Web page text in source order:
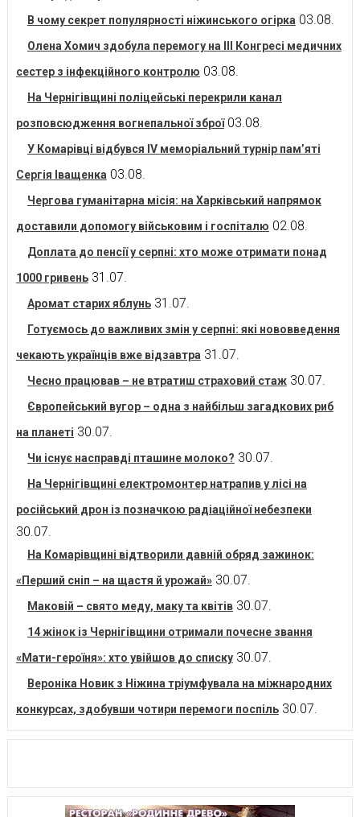
В чому секрет популярності ніжинського огірка 03.08.
Олена Хомич здобула перемогу на ІІІ Конгресі медичних
сестер з інфекційного контролю 03.08.
На Чернігівщині поліцейські перекрили канал
розповсюдження вогнепальної зброї 03.08.
У Комарівці відбувся IV меморіальний турнір пам’яті
Сергія Іващенка 03.08.
Чергова гуманітарна місія: на Харківський напрямок
доставили допомогу військовим і госпіталю 02.08.
Доплата до пенсії у серпні: хто може отримати понад
1000 гривень 31.07.
Аромат старих яблунь 31.07.
Готуємось до важливих змін у серпні: які нововведення
чекають українців вже відзавтра 31.07.
Чесно працював – не втратиш страховий стаж 30.07.
Європейський вугор – одна з найбільш загадкових риб
на планеті 30.07.
Чи існує насправді пташине молоко? 30.07.
На Чернігівщині електромонтер натрапив у лісі на
російський дрон із позначкою радіаційної небезпеки
30.07.
На Комарівщині відтворили давній обряд зажинок:
«Перший сніп – на щастя й урожай» 30.07.
Маковій – свято меду, маку та квітів 30.07.
14 жінок із Чернігівщини отримали почесне звання
«Мати-героїня»: хто увійшов до списку 30.07.
Вероніка Новик з Ніжина тріумфувала на міжнародних
конкурсах, здобувши чотири перемоги поспіль 30.07.